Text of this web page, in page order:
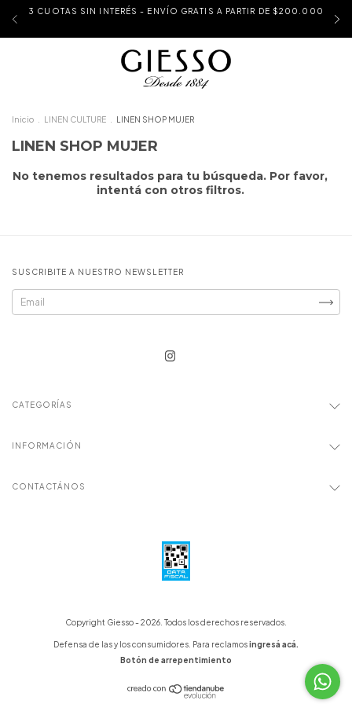
3 CUOTAS SIN INTERÉS - ENVÍO GRATIS A PARTIR DE $200.000
Inicio LINEN CULTURE LINEN SHOP MUJER
LINEN SHOP MUJER
No tenemos resultados para tu búsqueda. Por favor,
intentá con otros filtros.
SUSCRIBITE A NUESTRO NEWSLETTER
CATEGORÍAS
INFORMACIÓN
CONTACTÁNOS
Copyright Giesso - 2026. Todos los derechos reservados.
Defensa de las y los consumidores. Para reclamosingresá acá.
Botón de arrepentimiento